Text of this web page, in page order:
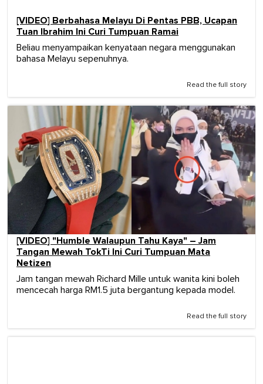
[VIDEO] Berbahasa Melayu Di Pentas PBB, Ucapan
Tuan Ibrahim Ini Curi Tumpuan Ramai
Beliau menyampaikan kenyataan negara menggunakan
bahasa Melayu sepenuhnya.
Read the full story
[VIDEO] "Humble Walaupun Tahu Kaya" – Jam
Tangan Mewah TokTi Ini Curi Tumpuan Mata
Netizen
Jam tangan mewah Richard Mille untuk wanita kini boleh
mencecah harga RM1.5 juta bergantung kepada model.
Read the full story